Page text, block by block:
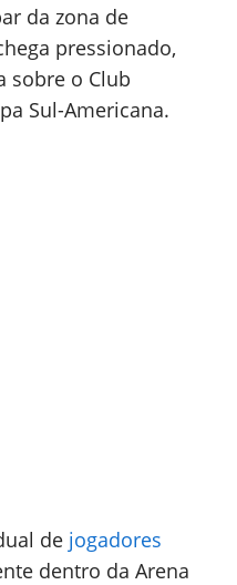
da zona de
pressionado,
sobre o Club
Sul-Americana.
de jogadores
dentro da Arena